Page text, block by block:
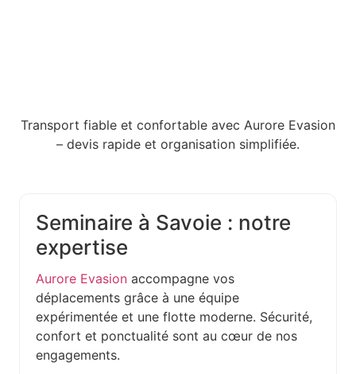
Transport fiable et confortable avec Aurore Evasion
– devis rapide et organisation simplifiée.
Seminaire à Savoie : notre
expertise
Aurore Evasion accompagne vos
déplacements grâce à une équipe
expérimentée et une flotte moderne. Sécurité,
confort et ponctualité sont au cœur de nos
engagements.